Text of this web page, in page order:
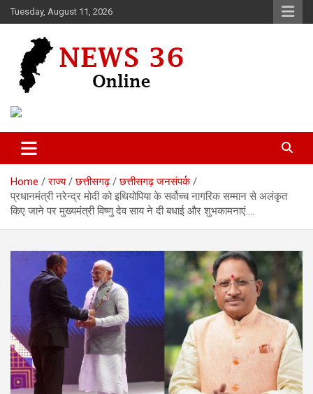
Skip
to
Tuesday, August 11, 2026
News 36
Home राज्य छत्तीसगढ़
छत्तीसगढ़ जनसंपर्क
प्रधानमंत्री नरेन्द्र मोदी को इथियोपिया के सर्वोच्च नागरिक सम्मान से अलंकृत
किए जाने पर मुख्यमंत्री विष्णु देव साय ने दी बधाई और शुभकामनाएं….